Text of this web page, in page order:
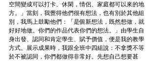
空間變成可以打卡、休閑，情侶、家庭都可以來的地
方。」當刻，我覺得他們很有想法，也有別於其他組
別，我馬上鼓勵他們：「是個新想法，既然想做，就
好好地做。你們的作品代表你們的想法。」由學生自
身出發、認同和肯定學生、賦予價值，便是我的教學
方式。展示成果時，我跟全班中四組說：不拿獎不等
於不被認同，你們都做得非常好。先想自己想要甚